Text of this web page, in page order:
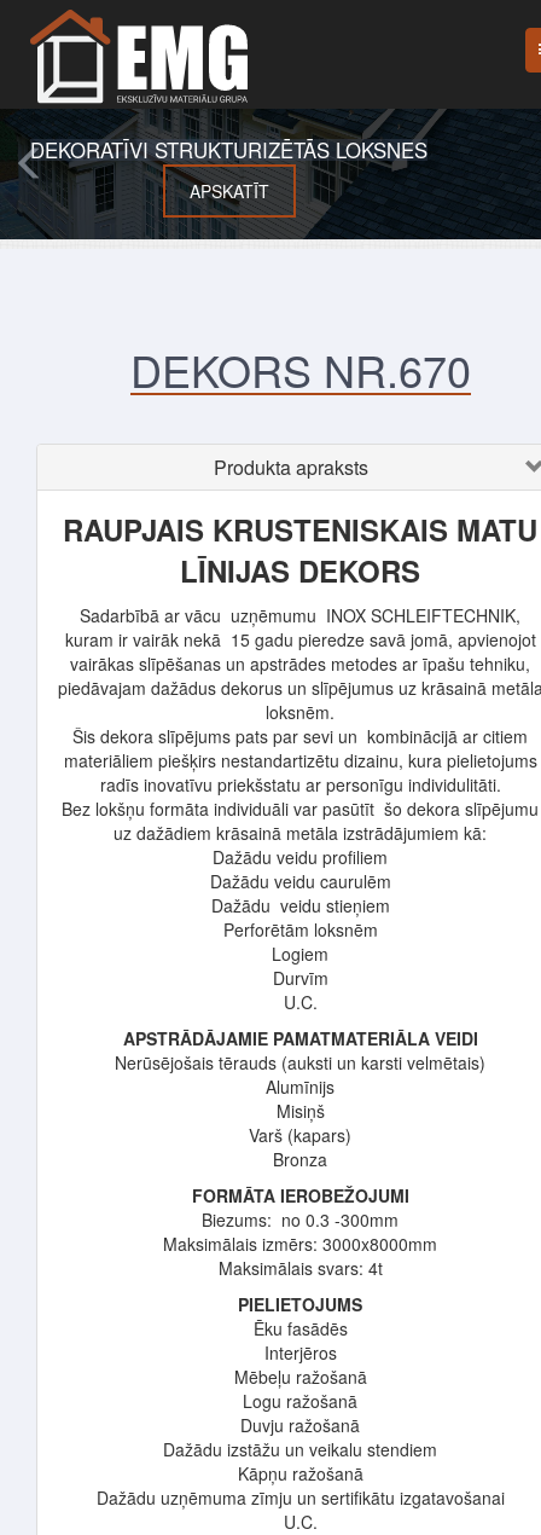
DEKORATĪVI STRUKTURIZĒTĀS LOKSNES
APSKATĪT
DEKORS NR.670
Produkta apraksts
RAUPJAIS KRUSTENISKAIS MATU
LĪNIJAS DEKORS
Sadarbībā ar vācu uzņēmumu INOX SCHLEIFTECHNIK,
kuram ir vairāk nekā 15 gadu pieredze savā jomā, apvienojot
vairākas slīpēšanas un apstrādes metodes ar īpašu tehniku,
piedāvajam dažādus dekorus un slīpējumus uz krāsainā
loksnēm.
Šis dekora slīpējums pats par sevi un kombinācijā ar citiem
materiāliem piešķirs nestandartizētu dizainu, kura pielietojums
radīs inovatīvu priekšstatu ar personīgu individulitāti.
Bez lokšņu formāta individuāli var pasūtīt šo dekora slīpējumu
uz dažādiem krāsainā metāla izstrādājumiem kā:
Dažādu veidu profiliem
Dažādu veidu caurulēm
Dažādu veidu stieņiem
Perforētām loksnēm
Logiem
Durvīm
U.C.
APSTRĀDĀJAMIE PAMATMATERIĀLA VEIDI
Nerūsējošais tērauds (auksti un karsti velmētais)
Alumīnijs
Misiņš
Varš (kapars)
Bronza
FORMĀTA IEROBEŽOJUMI
Biezums: no 0.3 -300mm
Maksimālais izmērs: 3000x8000mm
Maksimālais svars: 4t
PIELIETOJUMS
Ēku fasādēs
Interjēros
Mēbeļu ražošanā
Logu ražošanā
Duvju ražošanā
Dažādu izstāžu un veikalu stendiem
Kāpņu ražošanā
Dažādu uzņēmuma zīmju un sertifikātu izgatavošanai
U.C.